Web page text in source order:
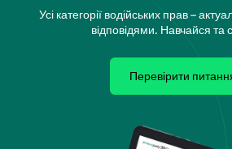
Усі категорії водійських прав –
відповідями. Навчайся та
Перевірити